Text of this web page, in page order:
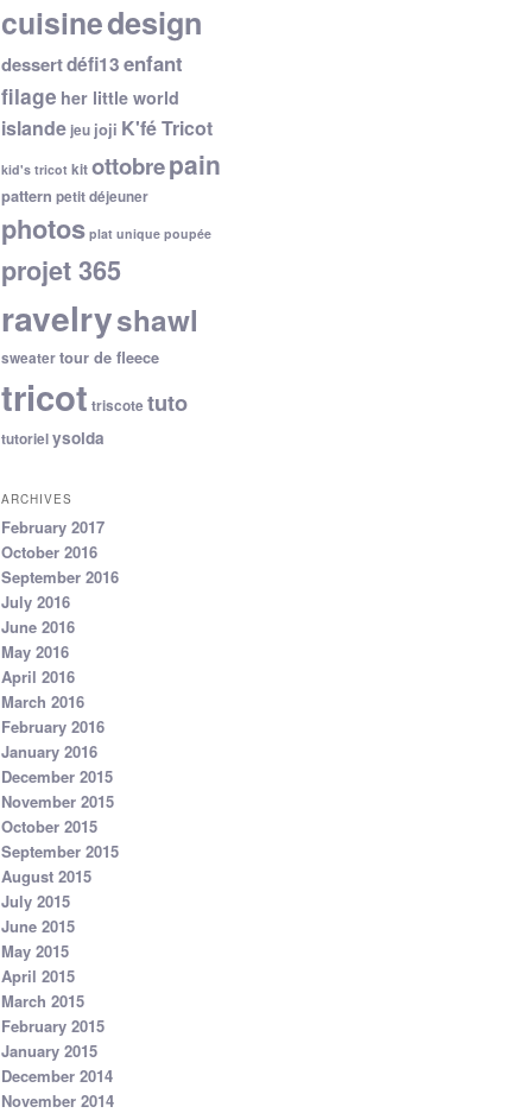
cuisinedesign
dessertdéfi13enfant
filage her little world
islande jeu joji K'fé Tricot
kid's tricot kitottobrepain
pattern petit déjeuner
photos plat unique poupée
projet 365
ravelryshawl
sweatertour de fleece
tricot triscote tuto
tutorielysolda
ARCHIVES
February 2017
October 2016
September 2016
July 2016
June 2016
May 2016
April 2016
March 2016
February 2016
January 2016
December 2015
November 2015
October 2015
September 2015
August 2015
July 2015
June 2015
May 2015
April 2015
March 2015
February 2015
January 2015
December 2014
November 2014